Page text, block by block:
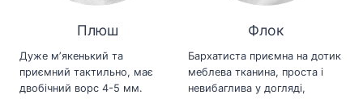
Плюш
Дуже мʼякенький та
приємний тактильно, має
двобічний ворс 4-5 мм.
Флок
Бархатиста приємна на дотик
меблева тканина, проста і
невибаглива у догляді,